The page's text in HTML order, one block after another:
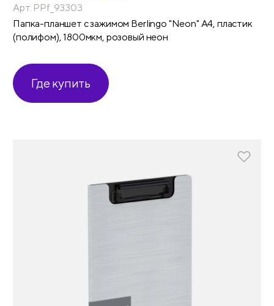
Арт. PPf_93303
Папка-планшет с зажимом Berlingo "Neon" А4, пластик
(полифом), 1800мкм, розовый неон
Где купить